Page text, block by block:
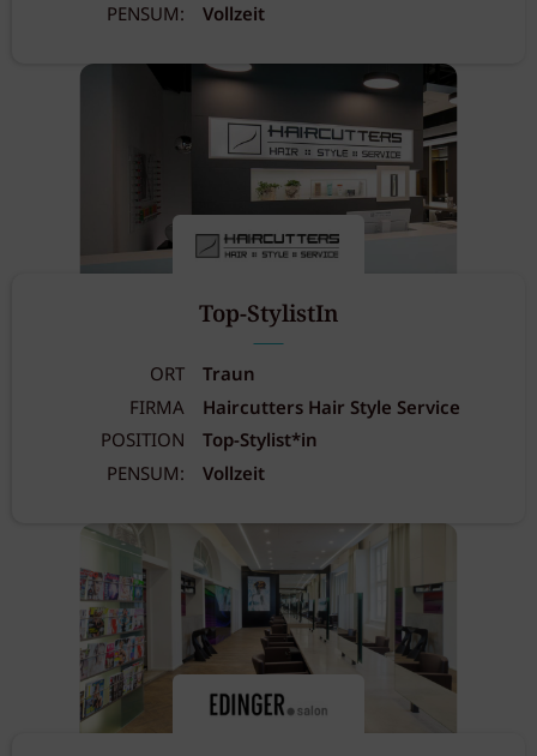
PENSUM:
Vollzeit
Top-StylistIn
ORT
Traun
FIRMA
Haircutters Hair Style Service
POSITION
Top-Stylist*in
PENSUM:
Vollzeit